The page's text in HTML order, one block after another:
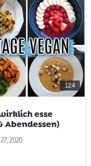
12:4
esse
Abendessen)
2020